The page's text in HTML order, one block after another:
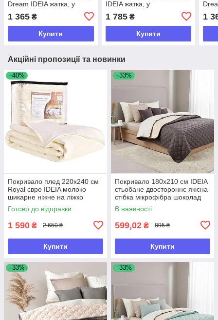
Dream IDEIA жатка, у
подарунковому пакованні
білий
1 365 ₴
Купити
IDEIA жатка, у
подарунковому пакованні
білий
1 785₴
Купити
т/
1
Акційні пропозиції та новинки
–40%
Покривало плед 220x240 см
Royal євро IDEIA молоко
шикарне ніжне на ліжко
Готово до відправки
1 590 ₴ 2 650 ₴
Купити
–33%
Покривало 180х210 см IDEIA
стьобане двостороннє якісна
стібка мікрофібра шоколад
беж на ліжко диван
В наявності
599,02 ₴ 895 ₴
Купити
–33% –33%